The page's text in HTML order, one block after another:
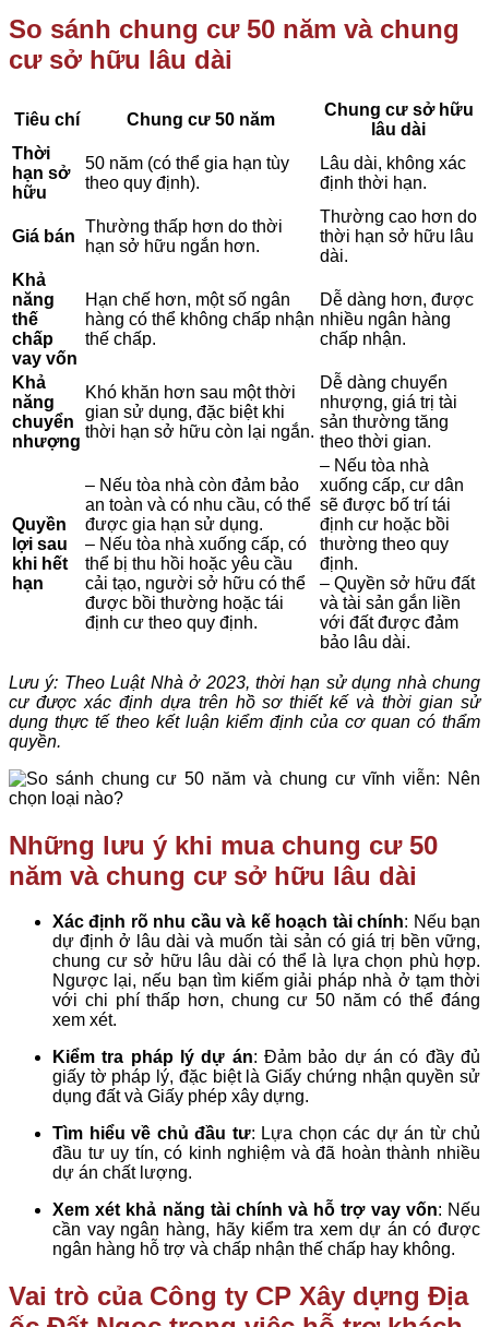
So sánh chung cư 50 năm và chung
cư sở hữu lâu dài
Tiêu chí Chung cư 50 năm
Chung cư sở hữu
lâu dài
Thời
hạn sở
hữu
50 năm (có thể gia hạn tùy
theo quy định).
Lâu dài, không xác
định thời hạn.
Giá bán
Thường thấp hơn do thời
hạn sở hữu ngắn hơn.
Thường cao hơn do
thời hạn sở hữu lâu
dài.
Khả
năng
thế
chấp
vay vốn
Hạn chế hơn, một số ngân
hàng có thể không chấp nhận
thế chấp.
Dễ dàng hơn, được
nhiều ngân hàng
chấp nhận.
Khả
năng
chuyển
nhượng
Khó khăn hơn sau một thời
gian sử dụng, đặc biệt khi
thời hạn sở hữu còn lại ngắn.
Dễ dàng chuyển
nhượng, giá trị tài
sản thường tăng
theo thời gian.
Quyền
lợi sau
khi hết
hạn
– Nếu tòa nhà còn đảm bảo
an toàn và có nhu cầu, có thể
được gia hạn sử dụng.
– Nếu tòa nhà xuống cấp, có
thể bị thu hồi hoặc yêu cầu
cải tạo, người sở hữu có thể
được bồi thường hoặc tái
định cư theo quy định.
– Nếu tòa nhà
xuống cấp, cư dân
sẽ được bố trí tái
định cư hoặc bồi
thường theo quy
định.
– Quyền sở hữu đất
và tài sản gắn liền
với đất được đảm
bảo lâu dài.
Lưu ý: Theo Luật Nhà ở 2023, thời hạn sử dụng nhà chung
cư được xác định dựa trên hồ sơ thiết kế và thời gian sử
dụng thực tế theo kết luận kiểm định của cơ quan có thẩm
quyền.
Những lưu ý khi mua chung cư 50
năm và chung cư sở hữu lâu dài
Xác định rõ nhu cầu và kế hoạch tài chính: Nếu bạn
dự định ở lâu dài và muốn tài sản có giá trị bền vững,
chung cư sở hữu lâu dài có thể là lựa chọn phù hợp.
Ngược lại, nếu bạn tìm kiếm giải pháp nhà ở tạm thời
với chi phí thấp hơn, chung cư 50 năm có thể đáng
xem xét.
Kiểm tra pháp lý dự án: Đảm bảo dự án có đầy đủ
giấy tờ pháp lý, đặc biệt là Giấy chứng nhận quyền sử
dụng đất và Giấy phép xây dựng.
Tìm hiểu về chủ đầu tư: Lựa chọn các dự án từ chủ
đầu tư uy tín, có kinh nghiệm và đã hoàn thành nhiều
dự án chất lượng.
Xem xét khả năng tài chính và hỗ trợ vay vốn: Nếu
cần vay ngân hàng, hãy kiểm tra xem dự án có được
ngân hàng hỗ trợ và chấp nhận thế chấp hay không.
Vai trò của Công ty CP Xây dựng Địa